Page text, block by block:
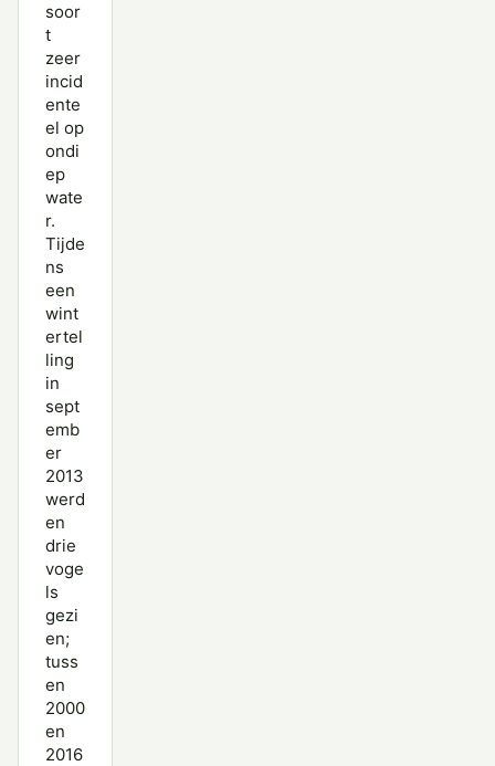
soor
t
zeer
incid
ente
el op
ondi
ep
wate
r.
Tijde
ns
een
wint
ertel
ling
in
sept
emb
er
2013
werd
en
drie
voge
ls
gezi
en;
tuss
en
2000
en
2016